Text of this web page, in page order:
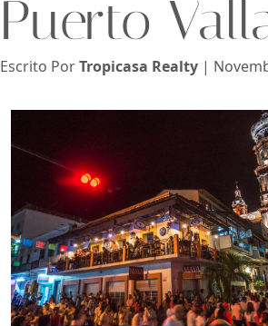
Pie de Playa
Puerto
Escrito PorTropicasa Realty |